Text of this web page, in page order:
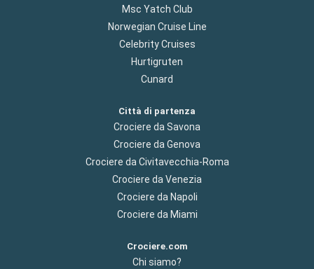
Msc Yatch Club
Norwegian Cruise Line
Celebrity Cruises
Hurtigruten
Cunard
Città di partenza
Crociere da Savona
Crociere da Genova
Crociere da Civitavecchia-Roma
Crociere da Venezia
Crociere da Napoli
Crociere da Miami
Crociere.com
Chi siamo?